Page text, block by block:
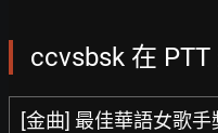
ccvsbsk 在 PTT
[金曲] 最佳華語女歌手